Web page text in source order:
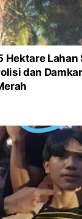
Hektare Lahan
dan